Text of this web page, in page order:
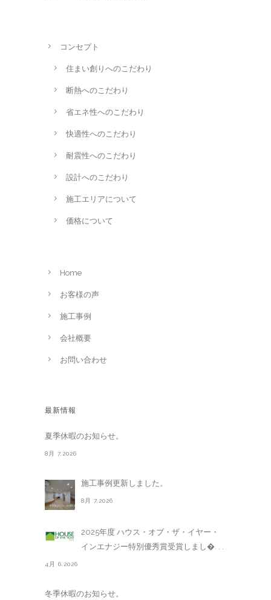
コンセプト
住まい創りへのこだわり
断熱へのこだわり
省エネ性へのこだわり
快適性へのこだわり
耐震性へのこだわり
設計へのこだわり
施工エリアについて
価格について
Home
お客様の声
施工事例
会社概要
お問い合わせ
最新情報
夏季休暇のお知らせ。
8月 7,2026
施工事例更新しました。
8月 7,2026
2025年度 ハウス・オブ・ザ・イヤー・
インエナジー特別優秀賞受賞しまし�. . .
4月 6,2026
冬季休暇のお知らせ。